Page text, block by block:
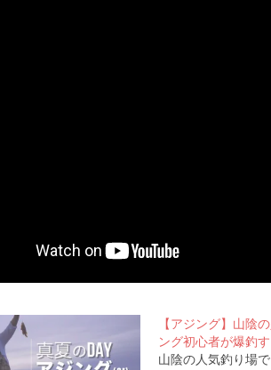
【アジング】山陰
ング初心者が爆釣す
山陰の人気釣り場